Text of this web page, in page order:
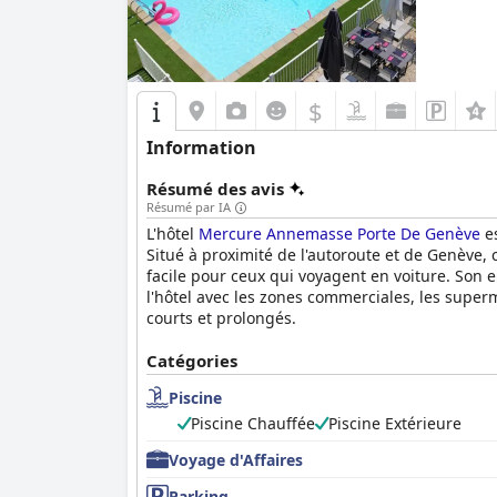
$
Information
Résumé des avis
Résumé par IA
L'hôtel Mercure Annemasse Porte De Genève
Situé à proximité de l'autoroute et de
facile pour ceux qui voyagent en voiture. Son
l'hôtel avec les zones commerciales, les
courts et prolongés.
Les clients louent régulièrement le petit-
produits locaux et la possibilité unique de
améliorée par l'atmosphère calme et le
ingrédients et ses prix raisonnables, bien
Les chambres spacieuses et bien équipées
apprécient la propreté, le confort de la literie
Catégories
Piscine
Piscine Chauffée
Piscine Extérieure
Voyage d'Affaires